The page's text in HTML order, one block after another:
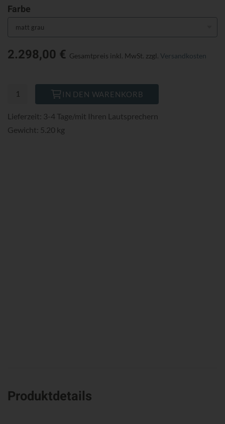
Farbe
2.298,00 € Gesamtpreis inkl. MwSt. zzgl. Versandkosten
IN DEN WARENKORB
Lieferzeit: 3-4 Tage/mit Ihren Lautsprechern
Gewicht: 5.20 kg
Produktdetails